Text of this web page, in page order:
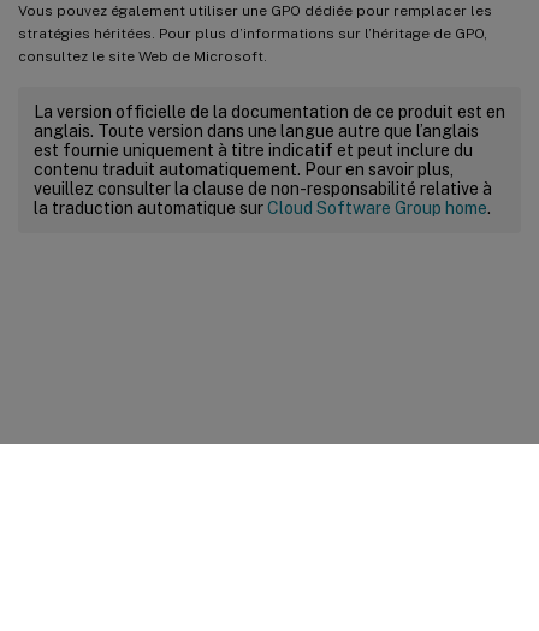
Vous pouvez également utiliser une GPO dédiée pour remplacer les
stratégies héritées. Pour plus d’informations sur l’héritage de GPO,
consultez le site Web de Microsoft.
La version officielle de la documentation de ce produit est en
anglais. Toute version dans une langue autre que l’anglais
est fournie uniquement à titre indicatif et peut inclure du
contenu traduit automatiquement. Pour en savoir plus,
veuillez consulter la clause de non-responsabilité relative à
la traduction automatique surCloud Software Group home.